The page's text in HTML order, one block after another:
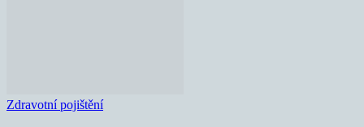
Zdravotní pojištění